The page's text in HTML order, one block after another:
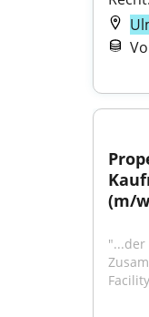
(m/
Facility